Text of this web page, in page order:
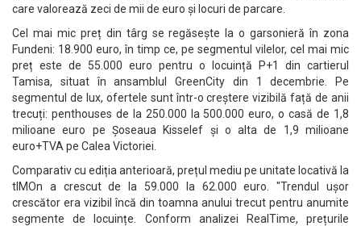
care valorează zeci de mii de euro și locuri de parcare.
Cel mai mic preț din târg se regăsește la o garsonieră în zona
Fundeni: 18.900 euro, în timp ce, pe segmentul vilelor, cel mai mic
preț este de 55.000 euro pentru o locuință P+1 din cartierul
Tamisa, situat în ansamblul GreenCity din 1 decembrie. Pe
segmentul de lux, ofertele sunt într-o creștere vizibilă față de anii
trecuți: penthouses de la 250.000 la 500.000 euro, o casă de 1,8
milioane euro pe Șoseaua Kisselef și o alta de 1,9 milioane
euro+TVA pe Calea Victoriei.
Comparativ cu ediția anterioară, prețul mediu pe unitate locativă la
tIMOn a crescut de la 59.000 la 62.000 euro. "Trendul ușor
crescător era vizibil încă din toamna anului trecut pentru anumite
segmente de locuințe. Conform analizei RealTime, prețurile